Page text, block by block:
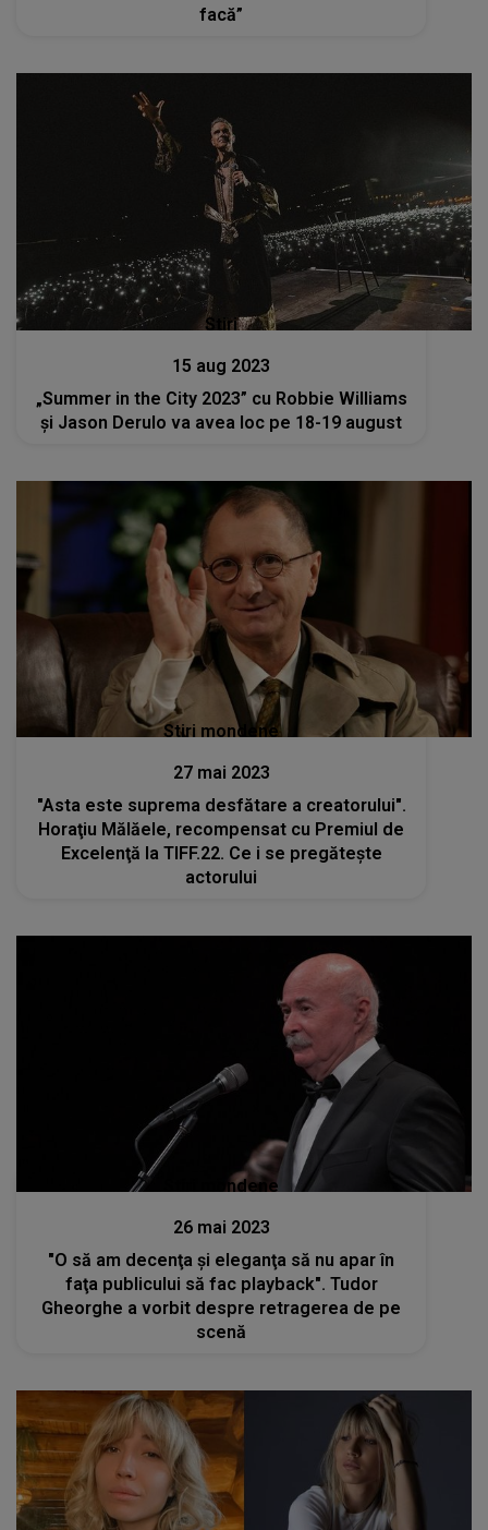
facă”
Stiri
15 aug 2023
„Summer in the City 2023” cu Robbie Williams
și Jason Derulo va avea loc pe 18-19 august
Stiri mondene
27 mai 2023
"Asta este suprema desfătare a creatorului".
Horaţiu Mălăele, recompensat cu Premiul de
Excelenţă la TIFF.22. Ce i se pregătește
actorului
Stiri mondene
26 mai 2023
"O să am decenţa şi eleganţa să nu apar în
faţa publicului să fac playback". Tudor
Gheorghe a vorbit despre retragerea de pe
scenă